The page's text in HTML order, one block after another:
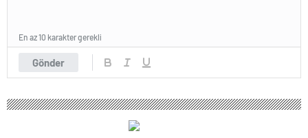
Gönder
En az 10 karakter gerekli